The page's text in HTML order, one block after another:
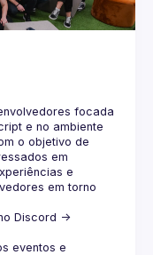
focada
e no ambiente
o objetivo de
em
e
em torno
Discord ->
eventos e